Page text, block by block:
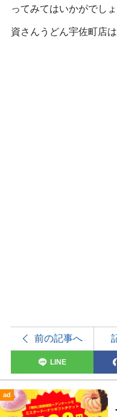
ってみてはいかがでしょ
資さんうどん宇佐町店
前の記事へ
LINE
ad